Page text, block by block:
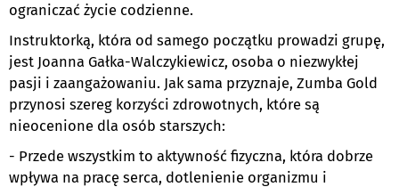
ograniczać życie codzienne.
Instruktorką, która od samego początku prowadzi grupę,
jest Joanna Gałka-Walczykiewicz, osoba o niezwykłej
pasji i zaangażowaniu. Jak sama przyznaje, Zumba Gold
przynosi szereg korzyści zdrowotnych, które są
nieocenione dla osób starszych:
- Przede wszystkim to aktywność fizyczna, która dobrze
wpływa na pracę serca, dotlenienie organizmu i